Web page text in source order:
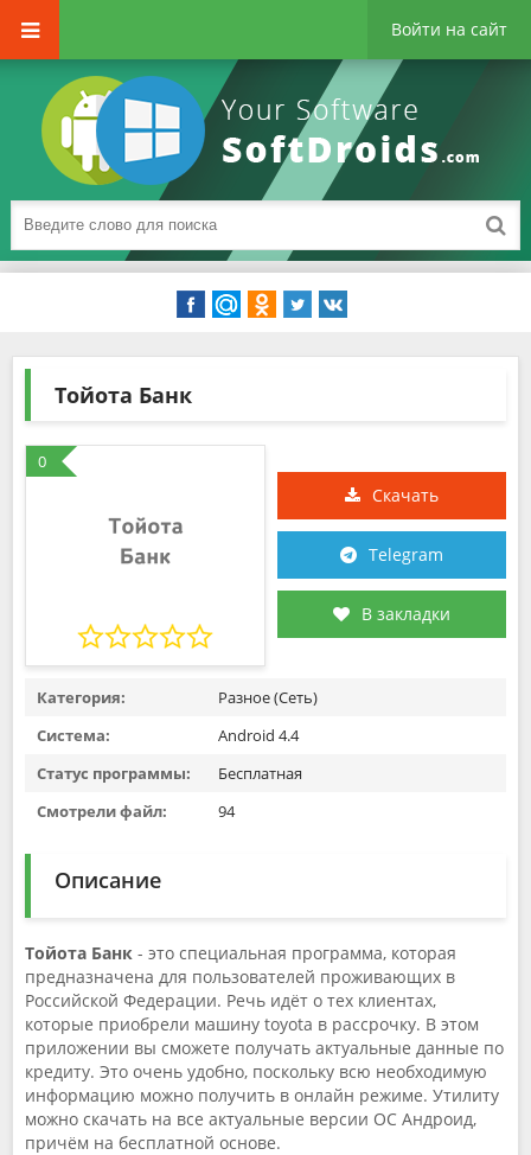
Войти на сайт
Тойота Банк
0
Скачать
Telegram
В закладки
Категория:
Разное (Сеть)
Система:
Android 4.4
Статус программы:
Бесплатная
Смотрели файл:
94
Описание
Тойота Банк - это специальная программа, которая
предназначена для пользователей проживающих в
Российской Федерации. Речь идёт о тех клиентах,
которые приобрели машину toyota в рассрочку. В этом
приложении вы сможете получать актуальные данные по
кредиту. Это очень удобно, поскольку всю необходимую
информацию можно получить в онлайн режиме. Утилиту
можно скачать на все актуальные версии ОС Андроид,
причём на бесплатной основе.